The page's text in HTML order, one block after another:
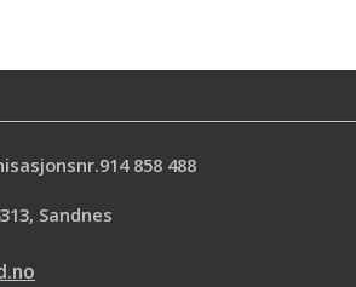
858 488
Sandnes